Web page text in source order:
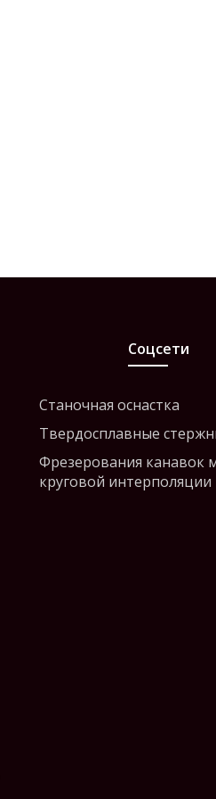
Станочная оснастка
Твердосплавные
Фрезерования канавок
круговой интерполяции
Соцсети